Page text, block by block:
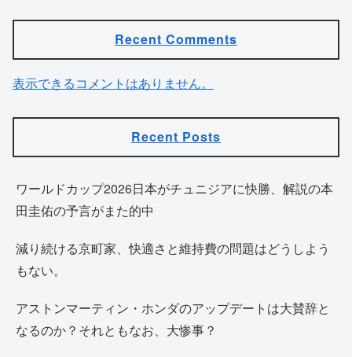
Recent Comments
表示できるコメントはありません。
Recent Posts
ワールドカップ2026日本がチュニジアに快勝、解説の本
田圭佑の予言がまた的中
減り続ける京町家、快適さと維持費の問題はどうしよう
もない。
アストンマーティン・ホンダのアップデートは大賛辞と
なるのか？それともなお、大惨事？